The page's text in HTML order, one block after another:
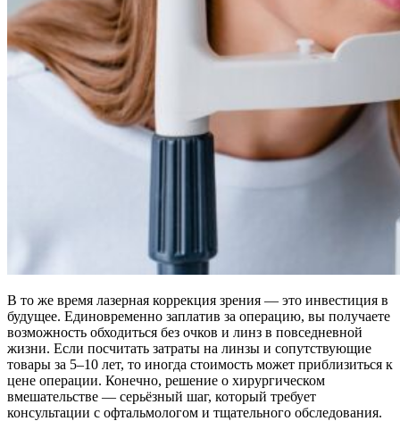
В то же время лазерная коррекция зрения — это инвестиция в
будущее. Единовременно заплатив за операцию, вы получаете
возможность обходиться без очков и линз в повседневной
жизни. Если посчитать затраты на линзы и сопутствующие
товары за 5–10 лет, то иногда стоимость может приблизиться к
цене операции. Конечно, решение о хирургическом
вмешательстве — серьёзный шаг, который требует
консультации с офтальмологом и тщательного обследования.